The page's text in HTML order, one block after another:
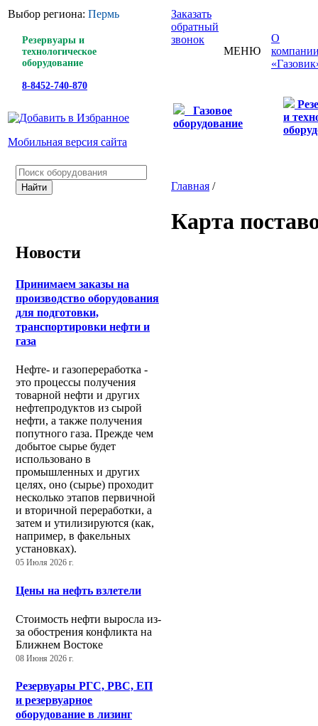
Выбор региона: Пермь
Резервуары и
технологическое
оборудование
8-8452-740-870
Мобильная версия сайта
Заказать
обратный
звонок
МЕНЮ
О
Газовое
оборудование
и
Новости
Принимаем заказы на
производство оборудования
для подготовки,
транспортировки нефти и
газа
Нефте- и газопереработка -
это процессы получения
товарной нефти и других
нефтепродуктов из сырой
нефти, а также получения
попутного газа. Прежде чем
добытое сырье будет
использовано в
промышленных и других
целях, оно (сырье) проходит
несколько этапов первичной
и вторичной переработки, а
затем и утилизируются (как,
например, в факельных
установках).
05 Июля 2026 г.
Цены на нефть взлетели
Стоимость нефти выросла из-
за обострения конфликта на
Ближнем Востоке
08 Июня 2026 г.
Резервуары РГС, РВС, ЕП
и резервуарное
оборудование в лизинг
Главная /
Карта